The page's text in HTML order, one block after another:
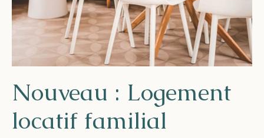
Parcs
Ossendrecht
Le Perron
Helios
Nouveau : Logement
locatif familial